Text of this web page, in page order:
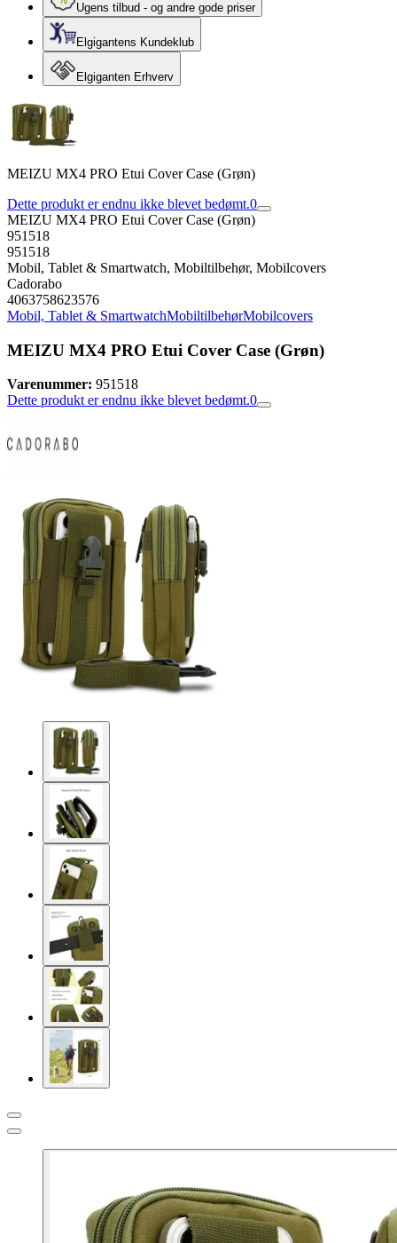
Ugens tilbud - og andre gode priser
Elgigantens Kundeklub
Elgiganten Erhverv
MEIZU MX4 PRO Etui Cover Case (Grøn)
Dette produkt er endnu ikke blevet bedømt.0
MEIZU MX4 PRO Etui Cover Case (Grøn)
951518
951518
Mobil, Tablet & Smartwatch, Mobiltilbehør, Mobilcovers
Cadorabo
4063758623576
Mobil, Tablet & SmartwatchMobiltilbehørMobilcovers
MEIZU MX4 PRO Etui Cover Case (Grøn)
Varenummer: 951518
Dette produkt er endnu ikke blevet bedømt.0